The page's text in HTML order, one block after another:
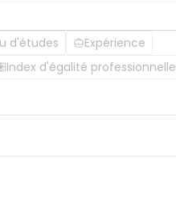
d'études Expérience
Index d'égalité professionnelle